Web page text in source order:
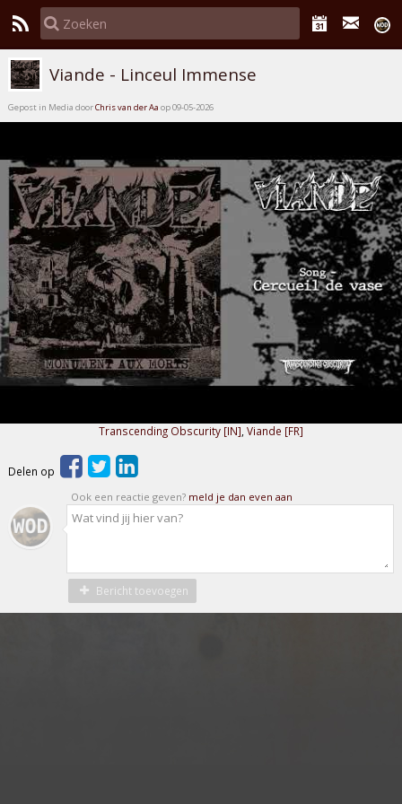
Viande - Linceul Immense
Gepost in Media doorChris van der Aa op 09-05-2026
Transcending Obscurity [IN] Viande [FR]
Delen op
Ook een reactie geven? meld je dan even aan
Bericht toevoegen